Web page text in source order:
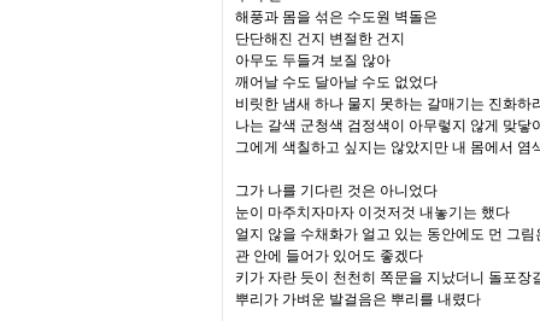
해풍과 몸을 섞은 수도원 벽돌은
단단해진 건지 변절한 건지
아무도 두들겨 보질 않아
깨어날 수도 달아날 수도 없었다
비릿한 냄새 하나 물지 못하는 갈매기는 진화하
나는 갈색 군청색 검정색이 아무렇지 않게 맞닿
그에게 색칠하고 싶지는 않았지만 내 몸에서 염
그가 나를 기다린 것은 아니었다
눈이 마주치자마자 이것저것 내놓기는 했다
얼지 않을 수채화가 얼고 있는 동안에도 먼 그
관 안에 들어가 있어도 좋겠다
키가 자란 듯이 천천히 쪽문을 지났더니 돌포장
뿌리가 가벼운 발걸음은 뿌리를 내렸다